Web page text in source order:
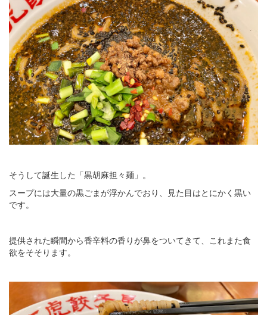
そうして誕生した「黒胡麻担々麺」。
スープには大量の黒ごまが浮かんでおり、見た目はとにかく黒い
です。
提供された瞬間から香辛料の香りが鼻をついてきて、これまた食
欲をそそります。